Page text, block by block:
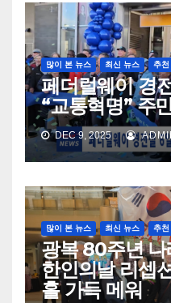
많이 본 뉴스 최신 뉴스 추천
페더럴웨이 경
“교통혁명” 주
DEC 9, 2025
많이 본 뉴스 최신 뉴스 추천
광복 80주년 나
한인의날 리셉
홀 가득 메워